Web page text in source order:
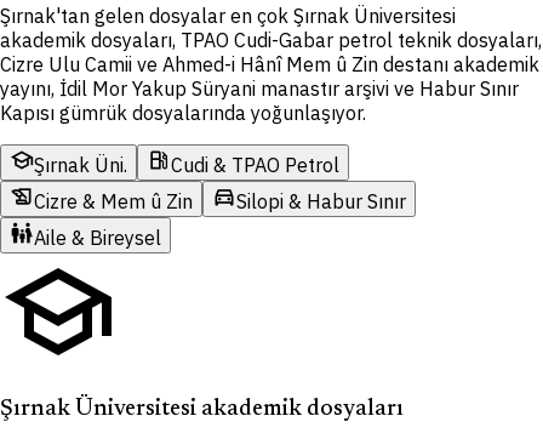
Şırnak'tan gelen dosyalar en çok Şırnak Üniversitesi
akademik dosyaları, TPAO Cudi-Gabar petrol teknik dosyaları,
Cizre Ulu Camii ve Ahmed-i Hânî Mem û Zin destanı akademik
yayını, İdil Mor Yakup Süryani manastır arşivi ve Habur Sınır
Kapısı gümrük dosyalarında yoğunlaşıyor.
schoolŞırnak Üni. local_gas_stationCudi & TPAO Petrol
history_eduCizre & Mem û Zin directions_carSilopi & Habur Sınır
family_restroomAile & Bireysel
school
Şırnak Üniversitesi akademik dosyaları